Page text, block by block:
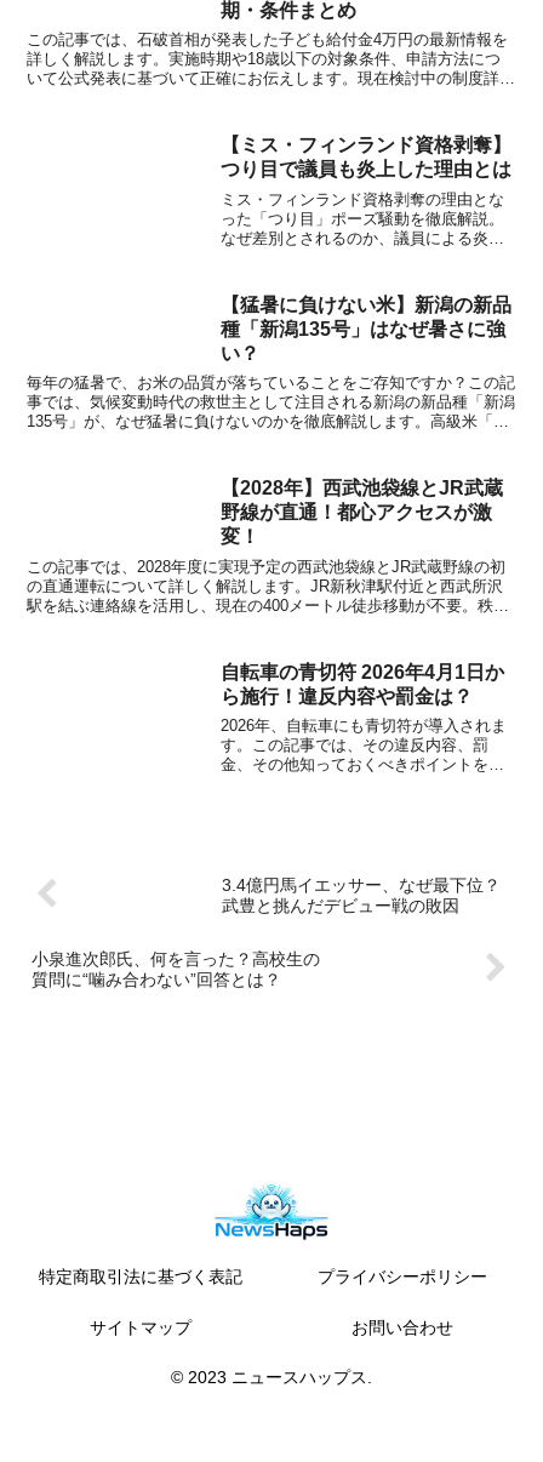
期・条件まとめ
この記事では、石破首相が発表した子ども給付金4万円の最新情報を
詳しく解説します。実施時期や18歳以下の対象条件、申請方法につ
いて公式発表に基づいて正確にお伝えします。現在検討中の制度詳細
【ミス・フィンランド資格剥奪】
つり目で議員も炎上した理由とは
ミス・フィンランド資格剥奪の理由とな
った「つり目」ポーズ騒動を徹底解説。
なぜ差別とされるのか、議員による炎上
ました。
【猛暑に負けない米】新潟の新品
種「新潟135号」はなぜ暑さに強
い？
毎年の猛暑で、お米の品質が落ちていることをご存知ですか？この記
事では、気候変動時代の救世主として注目される新潟の新品種「新潟
135号」が、なぜ猛暑に負けないのかを徹底解説します。高級米「新
【2028年】西武池袋線とJR武蔵
野線が直通！都心アクセスが激
変！
この記事では、2028年度に実現予定の西武池袋線とJR武蔵野線の初
の直通運転について詳しく解説します。JR新秋津駅付近と西武所沢
駅を結ぶ連絡線を活用し、現在の400メートル徒歩移動が不要。秩父
自転車の青切符 2026年4月1日か
ら施行！違反内容や罰金は？
2026年、自転車にも青切符が導入されま
す。この記事では、その違反内容、罰
金、その他知っておくべきポイントを徹
3.4億円馬イエッサー、なぜ最下位？
武豊と挑んだデビュー戦の敗因
小泉進次郎氏、何を言った？高校生の
質問に“噛み合わない”回答とは？
特定商取引法に基づく表記 プライバシーポリシー
サイトマップ お問い合わせ
© 2023 ニュースハップス.